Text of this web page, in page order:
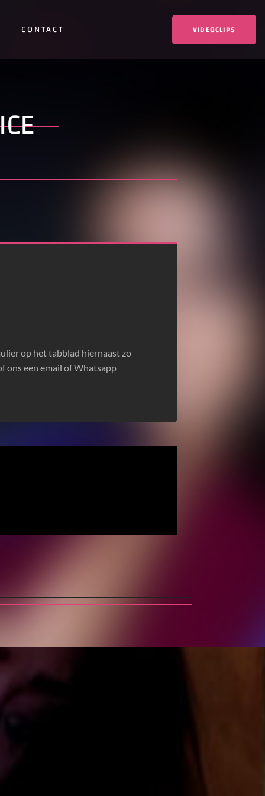
CONTACT VIDEOCLIPS
op het tabblad hiernaast zo
ons een email of Whatsapp